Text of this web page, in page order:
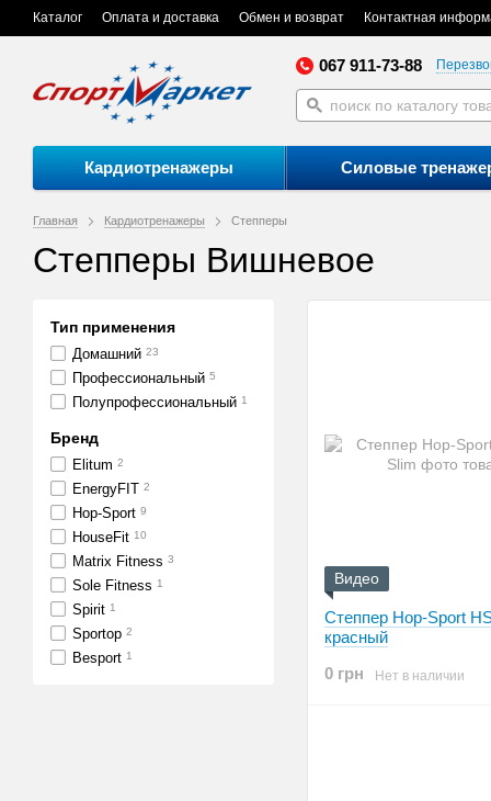
Каталог Оплата и доставка Обмен и возврат Контактная
067 911-73-88
Кардиотренажеры Силовые
Главная Кардиотренажеры Степперы
Степперы Вишневое
Видео
Степпер Hop-Sport
красный
0 грн
Нет в наличии
Тип применения
Домашний 23
Профессиональный 5
Полупрофессиональный 1
Бренд
Elitum 2
EnergyFIT 2
Hop-Sport 9
HouseFit 10
Matrix Fitness 3
Sole Fitness 1
Spirit 1
Sportop 2
Besport 1